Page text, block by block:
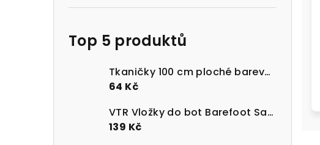
Top 5 produktů
Tkaničky 100 cm ploché barevné 100% bavlna
64 Kč
VTR Vložky do bot Barefoot Sanitized s paměťovou pěnou
139 Kč